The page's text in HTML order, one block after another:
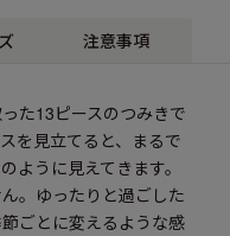
注意事項
た13ピースのつみきで
を見立てると、まるで
ように見えてきます。
。ゆったりと過ごした
ごとに変えるような感